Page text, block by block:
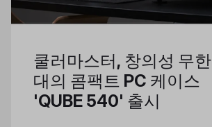
쿨러마스터, 창의성 무한
대의 콤팩트 PC 케이스
'QUBE 540' 출시